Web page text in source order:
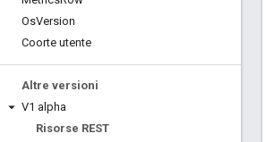
OsVersion
Coorte utente
Altre versioni
V1 alpha
Risorse REST